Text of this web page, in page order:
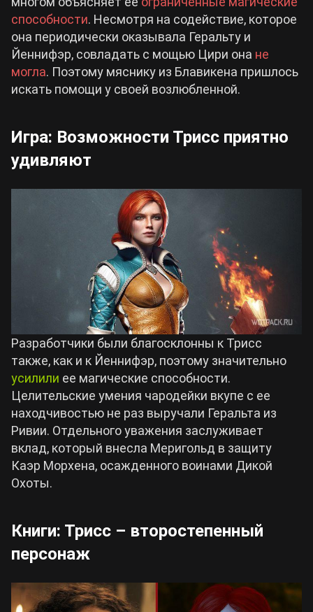
способности. Несмотря на содействие, которое
она периодически оказывала Геральту и
Йеннифэр, совладать с мощью Цири она не
могла. Поэтому мяснику из Блавикена пришлось
искать помощи у своей возлюбленной.
Игра: Возможности Трисс приятно
удивляют
Разработчики были благосклонны к Трисс
также, как и к Йеннифэр, поэтому значительно
усилили ее магические способности.
Целительские умения чародейки вкупе с ее
находчивостью не раз выручали Геральта из
Ривии. Отдельного уважения заслуживает
вклад, который внесла Меригольд в защиту
Каэр Морхена, осажденного воинами Дикой
Охоты.
Книги: Трисс – второстепенный
персонаж